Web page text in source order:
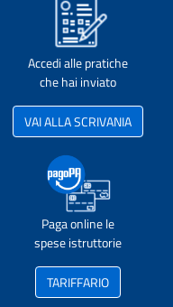
Accedi alle pratiche
che hai inviato
VAI ALLA SCRIVANIA
Paga online le
spese istruttorie
TARIFFARIO